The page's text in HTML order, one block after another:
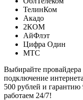
ТелинКом
Акадо
2КОМ
АйФлэт
Цифра Один
МТС
Выбирайте провайдера
подключение
500 рублей и
работаем 24/7!